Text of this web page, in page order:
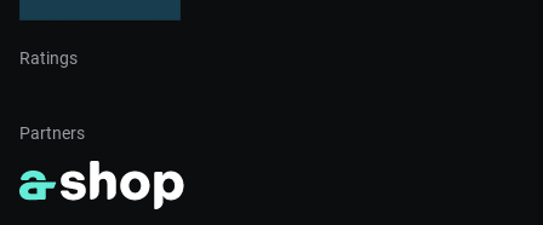
Ratings
Partners